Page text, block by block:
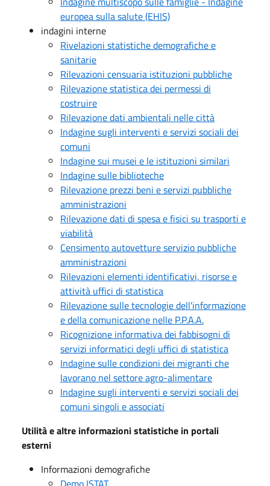
europea sulla salute (EHIS)
indagini interne
Rivelazioni statistiche demografiche e
sanitarie
Rilevazioni censuaria istituzioni pubbliche
Rilevazione statistica dei permessi di
costruire
Rilevazione dati ambientali nelle città
Indagine sugli interventi e servizi sociali dei
comuni
Indagine sui musei e le istituzioni similari
Indagine sulle biblioteche
Rilevazione prezzi beni e servizi pubbliche
amministrazioni
Rilevazione dati di spesa e fisici su trasporti e
viabilità
Censimento autovetture servizio pubbliche
amministrazioni
Rilevazioni elementi identificativi, risorse e
attività uffici di statistica
Rilevazione sulle tecnologie dell'informazione
e della comunicazione nelle P.P.A.A.
Ricognizione informativa dei fabbisogni di
servizi informatici degli uffici di statistica
Indagine sulle condizioni dei migranti che
lavorano nel settore agro-alimentare
Indagine sugli interventi e servizi sociali dei
comuni singoli e associati
Utilità e altre informazioni statistiche in portali
esterni
Informazioni demografiche